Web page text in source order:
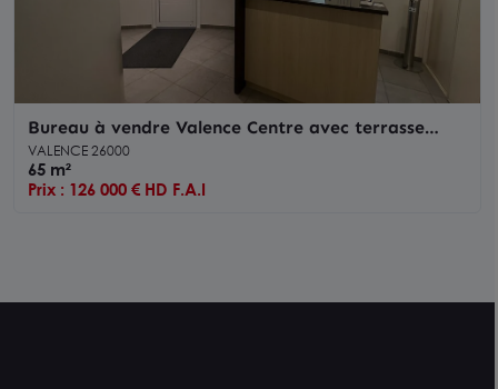
Bureau à vendre Valence Centre avec terrasse
privative jardin et parking
VALENCE 26000
65 m²
Prix : 126 000 € HD F.A.I